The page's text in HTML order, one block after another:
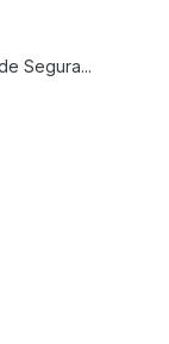
Segura...